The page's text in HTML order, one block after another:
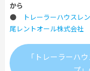
から
●
トレーラーハウス
尾レントオール株式会社
「トレーラーハ